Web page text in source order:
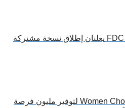
مؤتمر ومعرض CDIS و FDC يعلنان إطلاق نسخة مشتركة
شراكة ماستركارد و Women Choice لتوفير مليون فرصة